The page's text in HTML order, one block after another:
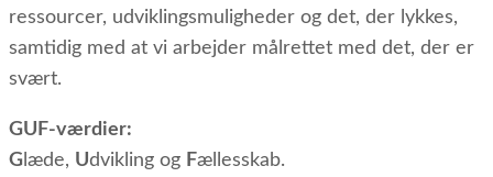
ressourcer, udviklingsmuligheder og det, der lykkes,
samtidig med at vi arbejder målrettet med det, der er
svært.
GUF-værdier:
G læde, Udvikling og Fællesskab.